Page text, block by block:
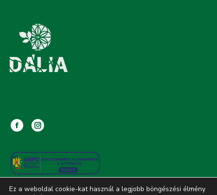
Facebook
opens
in
Instagram
opens
in
Ez a weboldal cookie-kat használ a legjobb böngészési élmény